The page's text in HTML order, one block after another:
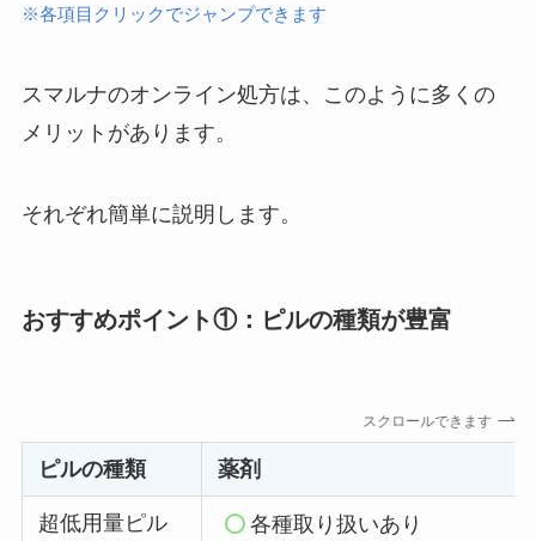
※各項目クリックでジャンプできます
スマルナのオンライン処方は、このように多くの
メリットがあります。
それぞれ簡単に説明します。
おすすめポイント①：ピルの種類が豊富
スクロールできます
ピルの種類 薬剤
超低用量ピル 各種取り扱いあり